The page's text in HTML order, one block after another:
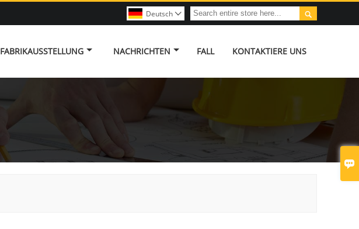


Deutsch 
FABRIKAUSSTELLUNG NACHRICHTEN FALL KONTAKTIERE UNS